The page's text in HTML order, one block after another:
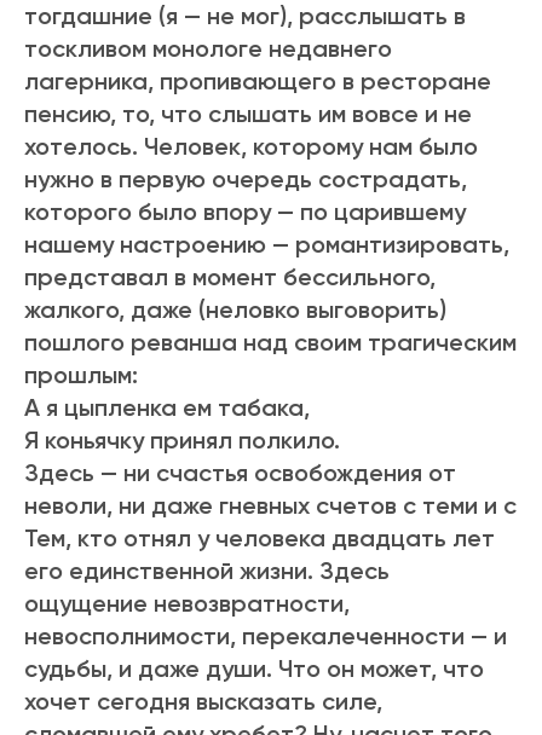
тогдашние (я — не мог), расслышать в
тоскливом монологе недавнего
лагерника, пропивающего в ресторане
пенсию, то, что слышать им вовсе и не
хотелось. Человек, которому нам было
нужно в первую очередь сострадать,
которого было впору — по царившему
нашему настроению — романтизировать,
представал в момент бессильного,
жалкого, даже (неловко выговорить)
пошлого реванша над своим трагическим
прошлым:
А я цыпленка ем табака,
Я коньячку принял полкило.
Здесь — ни счастья освобождения от
неволи, ни даже гневных счетов с теми и с
Тем, кто отнял у человека двадцать лет
его единственной жизни. Здесь
ощущение невозвратности,
невосполнимости, перекалеченности — и
судьбы, и даже души. Что он может, что
хочет сегодня высказать силе,